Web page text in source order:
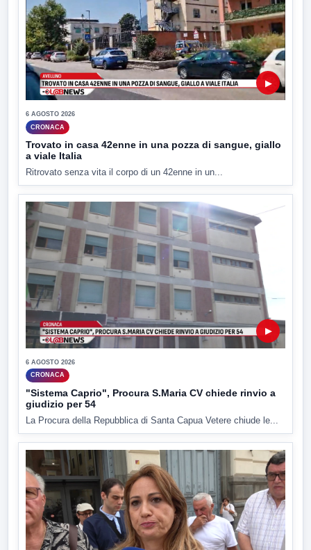
▶
6 AGOSTO 2026
CRONACA
Trovato in casa 42enne in una pozza di sangue, giallo
a viale Italia
Ritrovato senza vita il corpo di un 42enne in un...
▶
6 AGOSTO 2026
CRONACA
"Sistema Caprio", Procura S.Maria CV chiede rinvio a
giudizio per 54
La Procura della Repubblica di Santa Capua Vetere chiude le...